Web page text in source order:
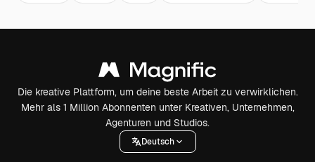
Die kreative Plattform, um deine beste Arbeit zu verwirklichen.
Mehr als 1 Million Abonnenten unter Kreativen, Unternehmen,
Agenturen und Studios.
Deutsch